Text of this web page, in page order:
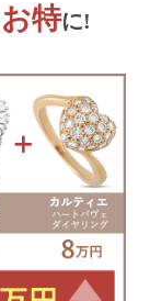
お特に!